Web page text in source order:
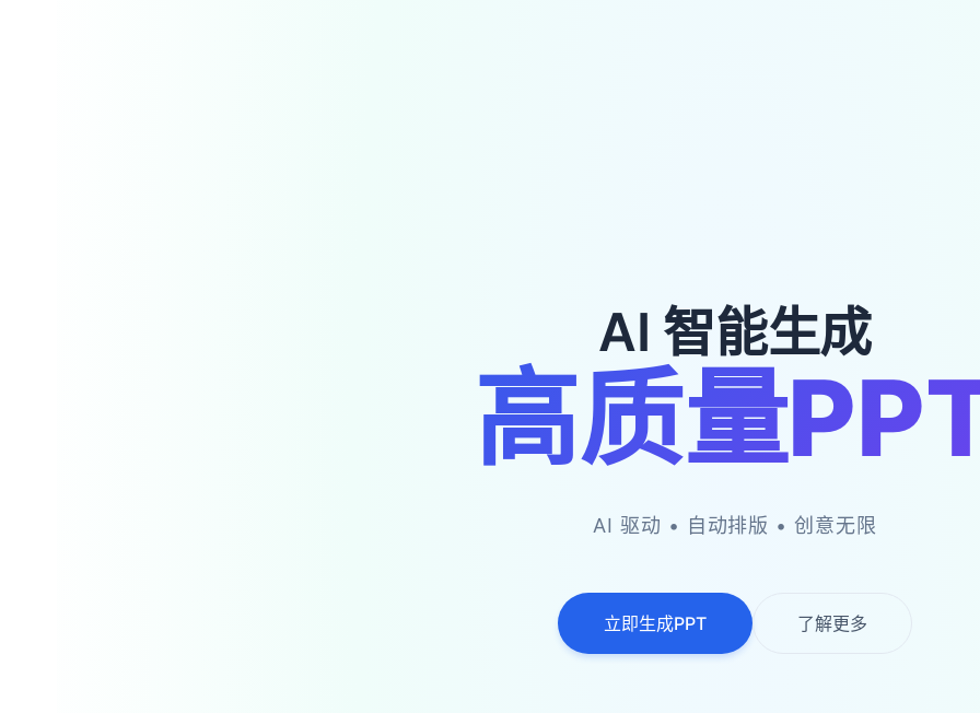
🌴🌴
AI 智能生成
高质量
AI 驱动 • 自动排版 • 创意无限
立即生成PPT 了解更多